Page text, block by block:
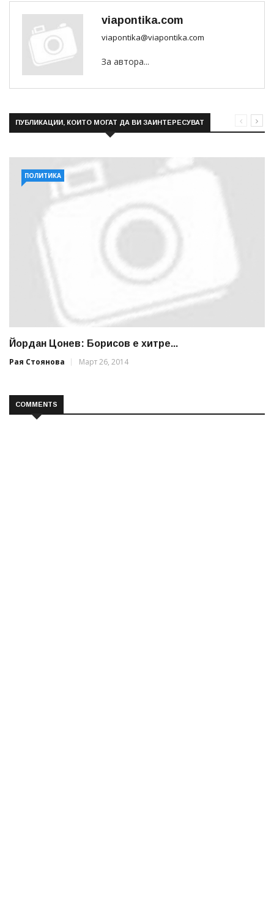
viapontika.com
viapontika@viapontika.com
За автора...
ПУБЛИКАЦИИ, КОИТО МОГАТ ДА ВИ ЗАИНТЕРЕСУВАТ
ПОЛИТИКА
Йордан Цонев: Борисов е хитре...
Рая Стоянова
Март 26, 2014
COMMENTS